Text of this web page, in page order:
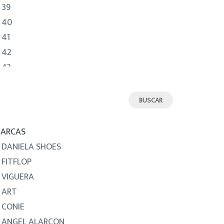
39
40
41
42
43
DANIELA SHOES
FITFLOP
VIGUERA
ART
CONIE